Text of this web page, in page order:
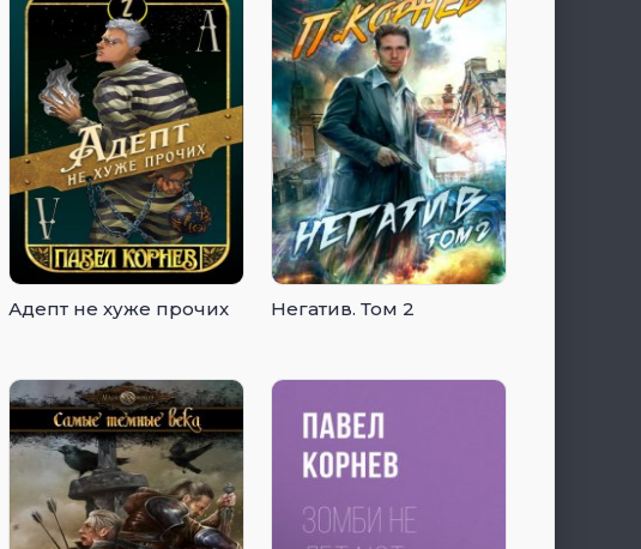
Адепт не хуже прочих Негатив. Том 2